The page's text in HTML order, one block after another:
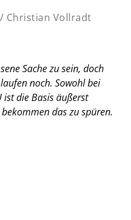
Christian Vollradt
Sache zu sein, doch
noch. Sowohl bei
ist die Basis äußerst
das zu spüren.